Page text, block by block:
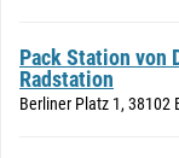
Pack Station von
Radstation
Berliner Platz 1, 38102